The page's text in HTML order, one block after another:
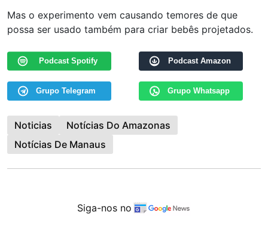
Mas o experimento vem causando temores de que
possa ser usado também para criar bebês projetados.
Podcast Spotify Podcast Amazon
Grupo Telegram Grupo Whatsapp
Noticias
Notícias Do Amazonas
Notícias De Manaus
Siga-nos no